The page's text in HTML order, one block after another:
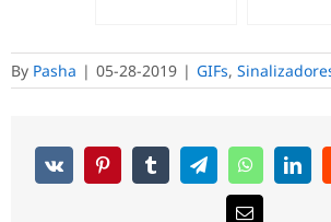
animadas de
graça
imagens
By Pasha | 05-28-2019 | GIFs,